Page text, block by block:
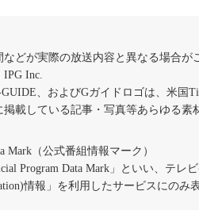
どが実際の放送内容と異なる場合が
Inc.
、およびGガイドロゴは、米国
載している記事・写真等あらゆる素
Mark（公式番組情報マーク）
Program Data Mark」といい、テレ
情報」を利用したサービスにのみ